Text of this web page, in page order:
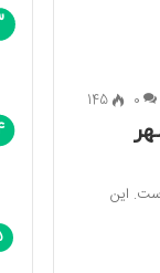
0
145
این